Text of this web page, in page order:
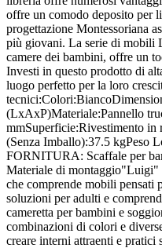
offre un comodo deposito per
progettazione Montessoriana
più giovani. La serie di mobili
camere dei bambini, offre un
Investi in questo prodotto di
luogo perfetto per la loro
(LxAxP)Materiale:Pannello
mmSuperficie:Rivestimento in
(Senza Imballo):37.5 kgPeso
FORNITURA: Scaffale per
Materiale di montaggio"Luigi"
che comprende mobili pensati
soluzioni per adulti e
cameretta per bambini e
combinazioni di colori e
creare interni attraenti e pratici